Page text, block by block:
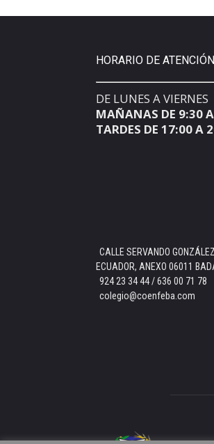
HORARIO DE
DE LUNES A VIERNES
MAÑANAS DE 9:30
TARDES DE 17:00 A
CALLE SERVANDO
ECUADOR, ANEXO 06011
924 23 34 44 / 636 00 71 78
colegio@coenfeba.com